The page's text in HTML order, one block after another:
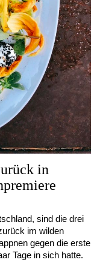
in
sind die drei
im wilden
gegen die erste
Tage in sich hatte.